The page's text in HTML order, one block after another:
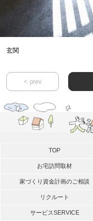
玄関
< prev
TOP
お宅訪問取材
家づくり資金計画のご相談
リクルート
サービスSERVICE